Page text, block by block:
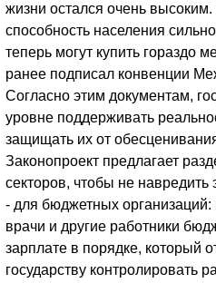
жизни остался очень высоким.
способность населения
теперь могут купить гораздо
ранее подписал конвенции
Согласно этим документам,
уровне поддерживать
защищать их от
Законопроект предлагает
секторов, чтобы не навредить
- для бюджетных
врачи и другие работники
зарплате в порядке, который
государству контролировать